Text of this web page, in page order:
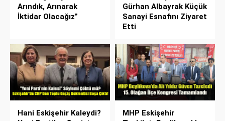
Arındık, Arınarak
İktidar Olacağız”
Gürhan Albayrak Küçük
Sanayi Esnafını Ziyaret
Etti
Hani Eskişehir Kaleydi?
MHP Eskişehir